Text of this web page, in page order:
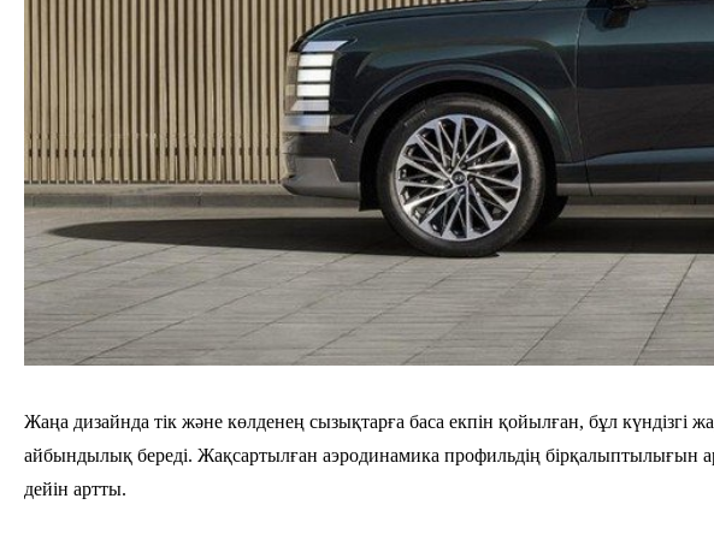
Жаңа дизайнда тік және көлденең сызықтарға баса екпін қойылған, бұл
айбындылық береді. Жақсартылған аэродинамика профильдің бірқалыптылығын
дейін артты.